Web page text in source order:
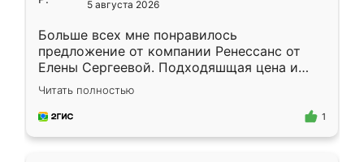
5 августа 2026
Больше всех мне понравилось
предложение от компании Ренессанс от
Елены Сергеевой. Подходяшщая цена и
короткие сроки изготовления. Приехавший
для замера сотрудник Владислав
предложил по моему эскизу самый
Читать полностью
1